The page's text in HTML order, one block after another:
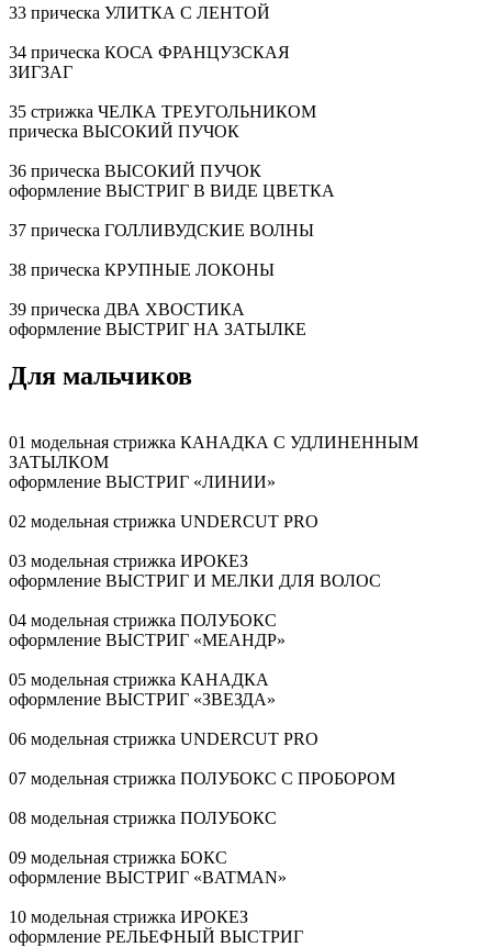
33 прическа УЛИТКА С ЛЕНТОЙ
34 прическа КОСА ФРАНЦУЗСКАЯ
ЗИГЗАГ
35 стрижка ЧЕЛКА ТРЕУГОЛЬНИКОМ
прическа ВЫСОКИЙ ПУЧОК
36 прическа ВЫСОКИЙ ПУЧОК
оформление ВЫСТРИГ В ВИДЕ ЦВЕТКА
37 прическа ГОЛЛИВУДСКИЕ ВОЛНЫ
38 прическа КРУПНЫЕ ЛОКОНЫ
39 прическа ДВА ХВОСТИКА
оформление ВЫСТРИГ НА ЗАТЫЛКЕ
Для мальчиков
01 модельная стрижка КАНАДКА С УДЛИНЕННЫМ
ЗАТЫЛКОМ
оформление ВЫСТРИГ «ЛИНИИ»
02 модельная стрижка UNDERCUT PRO
03 модельная стрижка ИРОКЕЗ
оформление ВЫСТРИГ И МЕЛКИ ДЛЯ ВОЛОС
04 модельная стрижка ПОЛУБОКС
оформление ВЫСТРИГ «МЕАНДР»
05 модельная стрижка КАНАДКА
оформление ВЫСТРИГ «ЗВЕЗДА»
06 модельная стрижка UNDERCUT PRO
07 модельная стрижка ПОЛУБОКС С ПРОБОРОМ
08 модельная стрижка ПОЛУБОКС
09 модельная стрижка БОКС
оформление ВЫСТРИГ «BATMAN»
10 модельная стрижка ИРОКЕЗ
оформление РЕЛЬЕФНЫЙ ВЫСТРИГ